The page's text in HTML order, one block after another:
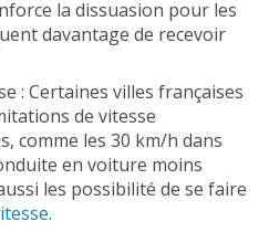
la dissuasion pour les
davantage de recevoir
: Certaines villes françaises
de vitesse
comme les 30 km/h dans
en voiture moins
les possibilité de se faire
.